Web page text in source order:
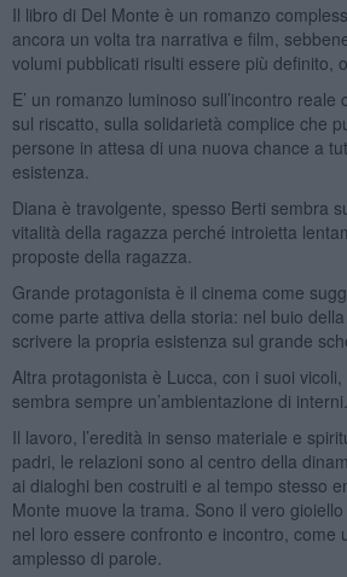
Il libro di Del Monte è un romanzo
ancora un volta tra narrativa e film,
volumi pubblicati risulti essere più definito,
E’ un romanzo luminoso sull’incontro reale
sul riscatto, sulla solidarietà complice che
persone in attesa di una nuova chance a
esistenza.
Diana è travolgente, spesso Berti sembra
vitalità della ragazza perché introietta
proposte della ragazza.
Grande protagonista è il cinema come
come parte attiva della storia: nel buio
scrivere la propria esistenza sul grande
Altra protagonista è Lucca, con i suoi
sembra sempre un’ambientazione di interni.
Il lavoro, l’eredità in senso materiale e
padri, le relazioni sono al centro della
ai dialoghi ben costruiti e al tempo stesso
Monte muove la trama. Sono il vero
nel loro essere confronto e incontro, come
amplesso di parole.